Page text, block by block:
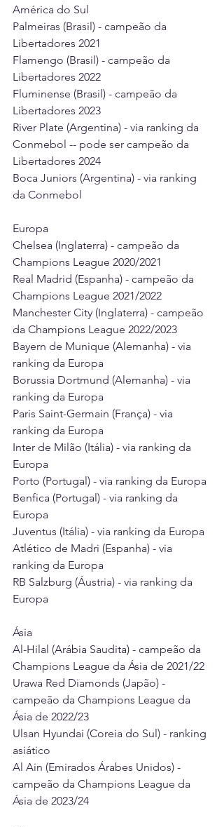
América do Sul
Palmeiras (Brasil) - campeão da
Libertadores 2021
Flamengo (Brasil) - campeão da
Libertadores 2022
Fluminense (Brasil) - campeão da
Libertadores 2023
River Plate (Argentina) - via ranking da
Conmebol -- pode ser campeão da
Libertadores 2024
Boca Juniors (Argentina) - via ranking
da Conmebol
Europa
Chelsea (Inglaterra) - campeão da
Champions League 2020/2021
Real Madrid (Espanha) - campeão da
Champions League 2021/2022
Manchester City (Inglaterra) - campeão
da Champions League 2022/2023
Bayern de Munique (Alemanha) - via
ranking da Europa
Borussia Dortmund (Alemanha) - via
ranking da Europa
Paris Saint-Germain (França) - via
ranking da Europa
Inter de Milão (Itália) - via ranking da
Europa
Porto (Portugal) - via ranking da Europa
Benfica (Portugal) - via ranking da
Europa
Juventus (Itália) - via ranking da Europa
Atlético de Madri (Espanha) - via
ranking da Europa
RB Salzburg (Áustria) - via ranking da
Europa
Ásia
Al-Hilal (Arábia Saudita) - campeão da
Champions League da Ásia de 2021/22
Urawa Red Diamonds (Japão) -
campeão da Champions League da
Ásia de 2022/23
Ulsan Hyundai (Coreia do Sul) - ranking
asiático
Al Ain (Emirados Árabes Unidos) -
campeão da Champions League da
Ásia de 2023/24